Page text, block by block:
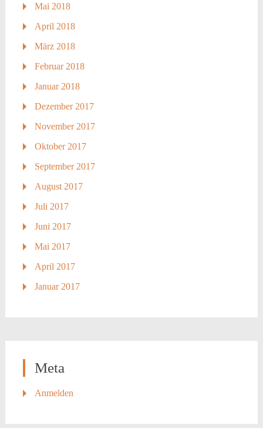
Mai 2018
April 2018
März 2018
Februar 2018
Januar 2018
Dezember 2017
November 2017
Oktober 2017
September 2017
August 2017
Juli 2017
Juni 2017
Mai 2017
April 2017
Januar 2017
Meta
Anmelden